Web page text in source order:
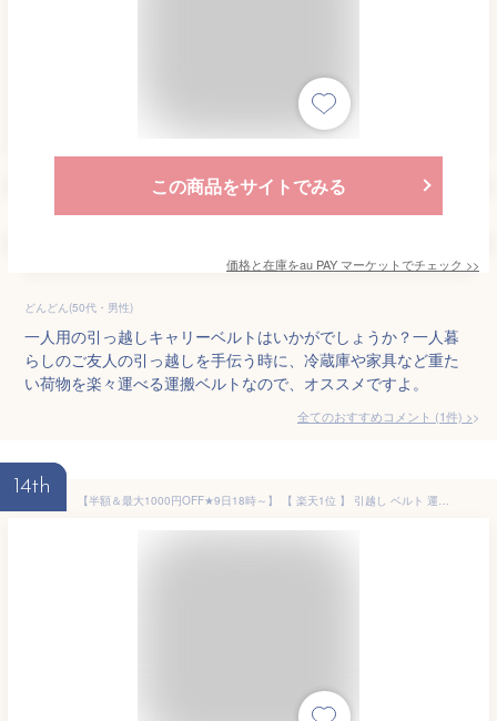
この商品をサイトでみる
価格と在庫をau PAY マーケットでチェック >>
どんどん(50代・男性)
一人用の引っ越しキャリーベルトはいかがでしょうか？一人暮
らしのご友人の引っ越しを手伝う時に、冷蔵庫や家具など重た
い荷物を楽々運べる運搬ベルトなので、オススメですよ。
全てのおすすめコメント (1件) >
14th
【半額＆最大1000円OFF★9日18時～】 【 楽天1位 】 引越し ベルト 運搬 引っ越し グリップ付き 運搬ベルト 荷物 荷物運び 運ぶ 軽作業 サポート 作業 移動 模様替え 引越しベルト グリップ 200kg アウトドア 新生活 マットレス タンス ベッド テレビ ダンボール ブラック黒